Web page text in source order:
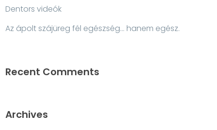
Dentors videók
Az ápolt szájüreg fél egészség… hanem egész.
Recent Comments
Archives